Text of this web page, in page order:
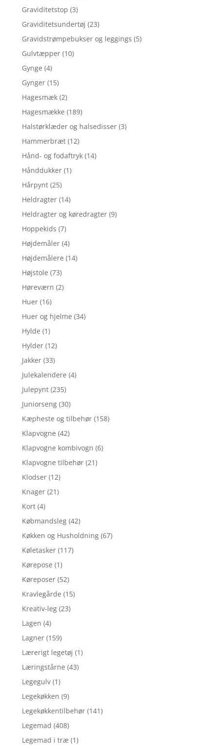
Graviditetstop (3)
Graviditetsundertøj (23)
Gravidstrømpebukser og leggings (5)
Gulvtæpper (10)
Gynge (4)
Gynger (15)
Hagesmæk (2)
Hagesmække (189)
Halstørklæder og halsedisser (3)
Hammerbræt (12)
Hånd- og fodaftryk (14)
Hånddukker (1)
Hårpynt (25)
Heldragter (14)
Heldragter og køredragter (9)
Hoppekids (7)
Højdemåler (4)
Højdemålere (14)
Højstole (73)
Høreværn (2)
Huer (16)
Huer og hjelme (34)
Hylde (1)
Hylder (12)
Jakker (33)
Julekalendere (4)
Julepynt (235)
Juniorseng (30)
Kæpheste og tilbehør (158)
Klapvogne (42)
Klapvogne kombivogn (6)
Klapvogne tilbehør (21)
Klodser (12)
Knager (21)
Kort (4)
Købmandsleg (42)
Køkken og Husholdning (67)
Køletasker (117)
Kørepose (1)
Køreposer (52)
Kravlegårde (15)
Kreativ-leg (23)
Lagen (4)
Lagner (159)
Lærerigt legetøj (1)
Læringstårne (43)
Legegulv (1)
Legekøkken (9)
Legekøkkentilbehør (141)
Legemad (408)
Legemad i træ (1)